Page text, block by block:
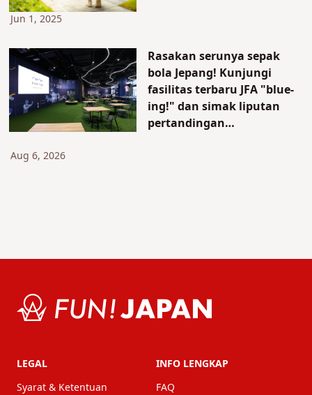
Jun 1, 2025
Rasakan serunya sepak
bola Jepang! Kunjungi
fasilitas terbaru JFA "blue-
ing!" dan simak liputan
pertandingan
Aug 6, 2026
LEGAL
Syarat & Ketentuan
INFO LENGKAP
FAQ